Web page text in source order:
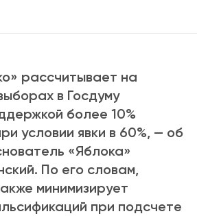
рассчитывает на
в Госдуму
более 10%
условии явки в 60%, — об
«Яблока»
По его словам,
минимизирует
при подсчете